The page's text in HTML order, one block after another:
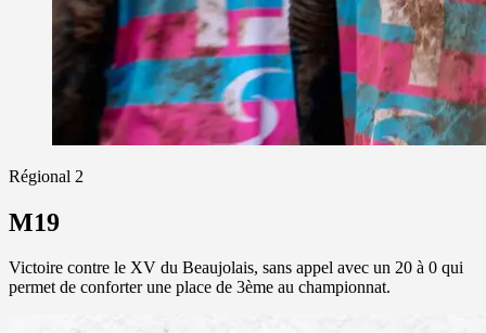
Régional 2
M19
Victoire contre le XV du Beaujolais, sans appel avec un 20 à 0 qui
permet de conforter une place de 3ème au championnat.